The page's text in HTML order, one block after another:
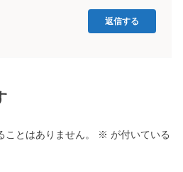
返信する
とはありません。 ※ が付いている